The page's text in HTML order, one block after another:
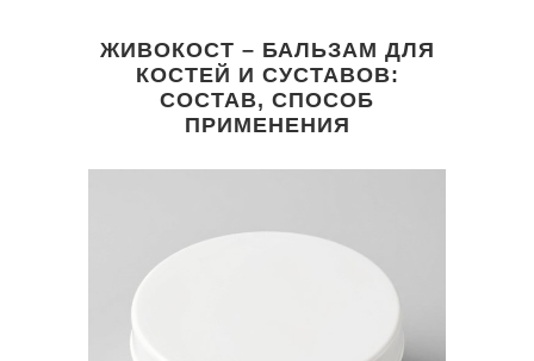
ЖИВОКОСТ – БАЛЬЗАМ ДЛЯ
КОСТЕЙ И СУСТАВОВ:
СОСТАВ, СПОСОБ
ПРИМЕНЕНИЯ